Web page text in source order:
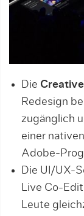
Die
Redesign
zugänglich
einer
Adobe-
Die UI/UX-
Live Co-
Leute